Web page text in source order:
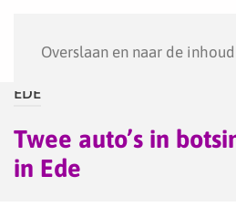
Overslaan en naar de
EDE
Twee auto’s in
in Ede